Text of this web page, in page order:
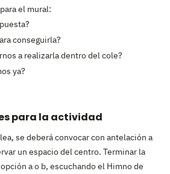
el mural:
conseguirla?
a realizarla dentro del cole?
ya?
para la actividad
se deberá convocar con antelación a
un espacio del centro. Terminar la
a o b, escuchando el Himno de